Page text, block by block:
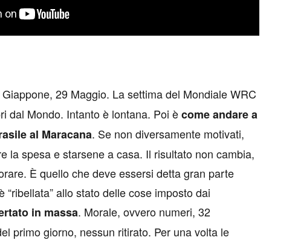
Giappone, 29 Maggio. La settima del Mondiale WRC
dal Mondo. Intanto è lontana. Poi ècome andare a
al Maracana. Se non diversamente motivati,
la spesa e starsene a casa. Il risultato non cambia,
È quello che deve essersi detta gran parte
“ribellata” allo stato delle cose imposto dai
in massa. Morale, ovvero numeri, 32
primo giorno, nessun ritirato. Per una volta le